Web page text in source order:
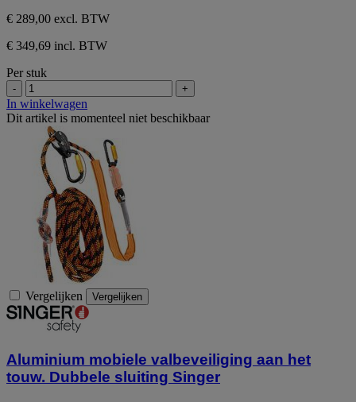
€ 289,00 excl. BTW
€ 349,69 incl. BTW
Per stuk
- +
In winkelwagen
Dit artikel is momenteel niet beschikbaar
Vergelijken Vergelijken
Aluminium mobiele valbeveiliging aan het
touw. Dubbele sluiting Singer